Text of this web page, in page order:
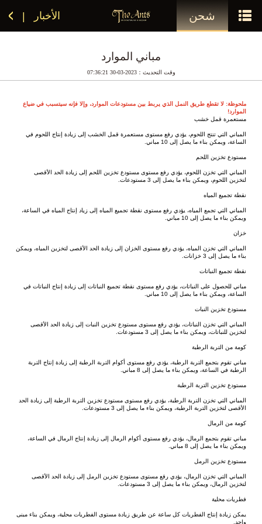
شحن الأخبار
مباني الموارد
وقت التحديث：2023-03-30 07:36:21
ملحوظة: لا تقطع طريق النمل الذي يربط بين مستودعات الموارد، وإلا فإنه سيتسبب في ضياع
الموارد!
مستعمرة قمل خشب
المباني التي تنتج اللحوم، يؤدي رفع مستوى مستعمرة قمل الخشب إلى زيادة إنتاج اللحوم في
الساعة، ويمكن بناء ما يصل إلى 10 مباني.
مستودع تخزين اللحم
المباني التي تخزن اللحوم، يؤدي رفع مستوى مستودع تخزين اللحم إلى زيادة الحد الأقصى
لتخزين اللحوم، ويمكن بناء ما يصل إلى 3 مستودعات.
نقطة تجميع المياه
ويمكن بناء ما يصل إلى 10 مباني.
خزان
المباني التي تخزن المياه، يؤدي رفع مستوى الخزان إلى زيادة الحد الأقصى لتخزين المياه، ويمكن
بناء ما يصل إلى 3 خزانات.
نقطة تجميع النباتات
مباني للحصول على النباتات، يؤدي رفع مستوى نقطة تجميع النباتات إلى زيادة إنتاج النباتات في
الساعة، ويمكن بناء ما يصل إلى 10 مباني.
مستودع تخزين النبات
المباني التي تخزن النباتات، يؤدي رفع مستوى مستودع تخزين النبات إلى زيادة الحد الأقصى
لتخزين للنباتات، ويمكن بناء ما يصل إلى 3 مستودعات.
كومة من التربة الرطبة
مباني تقوم بتجمع التربة الرطبة، يؤدي رفع مستوى أكوام التربة الرطبة إلى زيادة إنتاج التربة
الرطبة في الساعة، ويمكن بناء ما يصل إلى 8 مباني.
مستودع تخزين التربة الرطبة
المباني التي تخزن التربة الرطبة، يؤدي رفع مستوى مستودع تخزين التربة الرطبة إلى زيادة الحد
الأقصى لتخزين التربة الرطبة، ويمكن بناء ما يصل إلى 3 مستودعات.
كومة من الرمال
ويمكن بناء ما يصل إلى 8 مباني.
مستودع تخزين الرمل
المباني التي تخزن الرمال، يؤدي رفع مستوى مستودع تخزين الرمل إلى زيادة الحد الأقصى
لتخزين الرمال، ويمكن بناء ما يصل إلى 3 مستودعات.
فطريات محلية
يمكن زيادة إنتاج الفطريات كل ساعة عن طريق زيادة مستوى الفطريات محلية، ويمكن بناء مبنى
واحد.